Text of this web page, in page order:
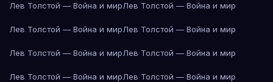
Лев Толстой — Война и мирЛев Толстой — Война и мир
Лев Толстой — Война и мирЛев Толстой — Война и мир
Лев Толстой — Война и мирЛев Толстой — Война и мир
Лев Толстой — Война и мирЛев Толстой — Война и мир